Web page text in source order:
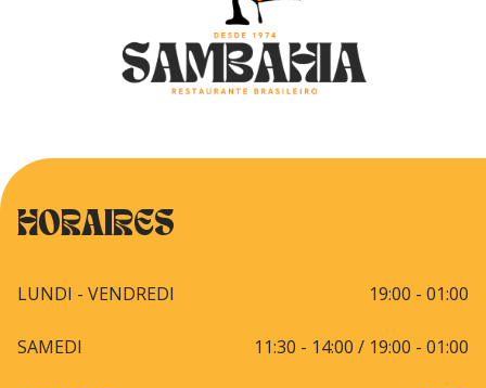
HORAIRES
LUNDI - VENDREDI 19:00 - 01:00
SAMEDI 11:30 - 14:00 / 19:00 - 01:00